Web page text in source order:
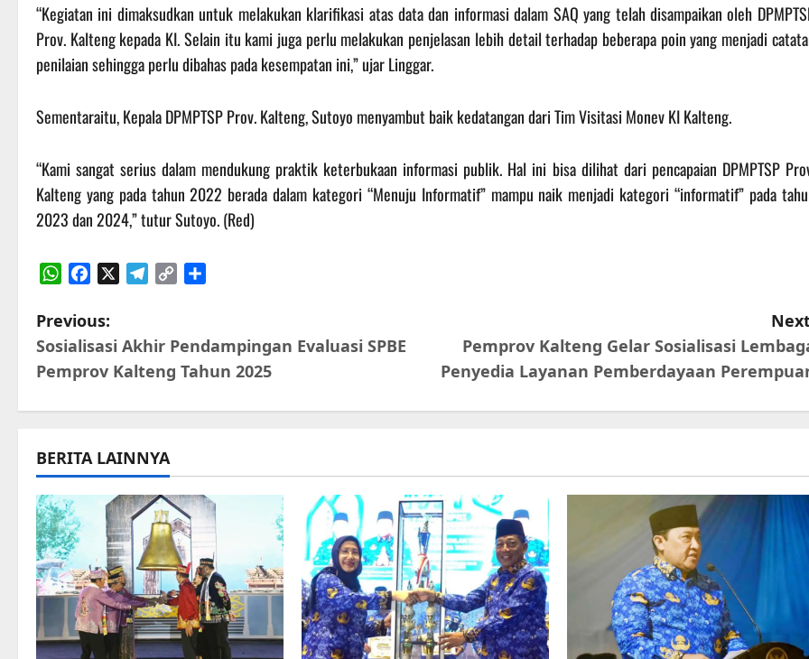
“Kegiatan ini dimaksudkan untuk melakukan klarifikasi atas data dan informasi dalam SAQ yang telah disampaikan oleh
Prov. Kalteng kepada KI. Selain itu kami juga perlu melakukan penjelasan lebih detail terhadap beberapa poin yang menjadi
penilaian sehingga perlu dibahas pada kesempatan ini,” ujar Linggar.
Sementaraitu, Kepala DPMPTSP Prov. Kalteng, Sutoyo menyambut baik kedatangan dari Tim Visitasi Monev KI Kalteng.
“Kami sangat serius dalam mendukung praktik keterbukaan informasi publik. Hal ini bisa dilihat dari pencapaian DPMPTSP
Kalteng yang pada tahun 2022 berada dalam kategori “Menuju Informatif” mampu naik menjadi kategori “informatif” pada
2023 dan 2024,” tutur Sutoyo. (Red)
P
o
s
n
a
v
i
g
Previous:
Sosialisasi Akhir Pendampingan Evaluasi SPBE
Pemprov Kalteng Tahun 2025
Pemprov Kalteng Gelar Sosialisasi
Penyedia Layanan Pemberdayaan
BERITA LAINNYA